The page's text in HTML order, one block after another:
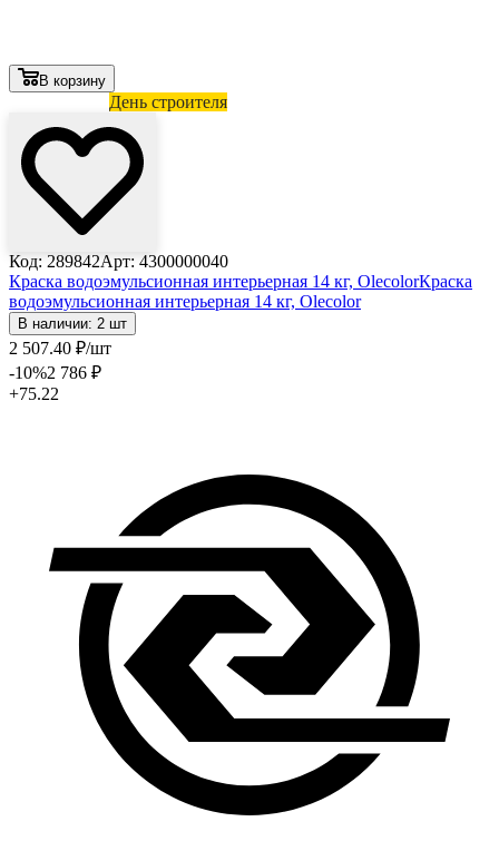
В корзину
День строителя
Код: 289842Арт: 4300000040
Краска водоэмульсионная интерьерная 14 кг, OlecolorКраска
водоэмульсионная интерьерная 14 кг, Olecolor
В наличии: 2 шт
2 507.40 ₽/шт
-10%2 786 ₽
+75.22